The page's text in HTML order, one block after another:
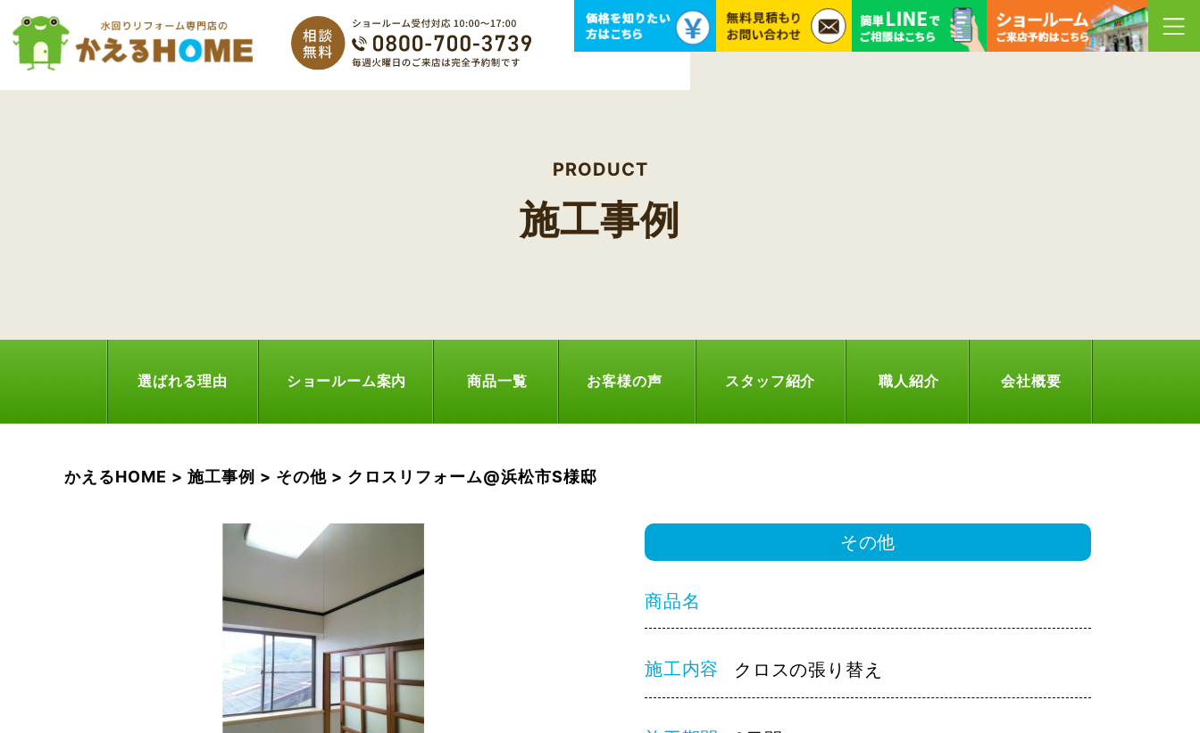
PRODUCT
施工事例
選ばれる理由 ショールーム案内 商品一覧 お客様の声 スタッフ紹介 職人紹介 会社概要
かえるHOME > 施工事例 > その他 > クロスリフォーム@浜松市S様邸
その他
商品名
施工内容 クロスの張り替え